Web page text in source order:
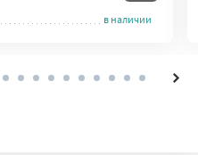
в наличии